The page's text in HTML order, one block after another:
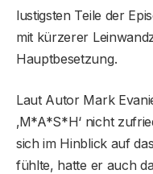
lustigsten Teile der
mit kürzerer
Hauptbesetzung.
Laut Autor Mark
‚M*A*S*H‘ nicht
sich im Hinblick auf
fühlte, hatte er auch